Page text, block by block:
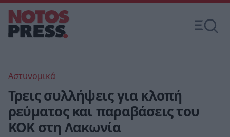
Αστυνομικά
Τρεις συλλήψεις για κλοπή
ρεύματος και παραβάσεις του
ΚΟΚ στη Λακωνία